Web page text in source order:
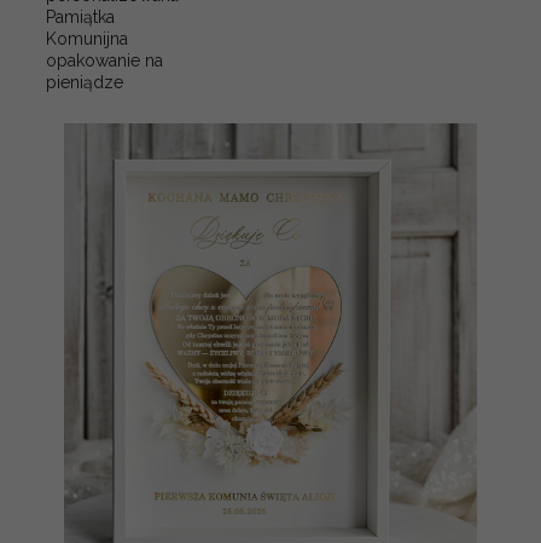
Pamiątka
Komunijna
opakowanie na
pieniądze